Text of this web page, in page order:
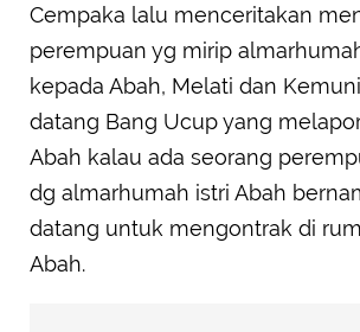
Cempaka lalu menceritakan
perempuan yg mirip
kepada Abah, Melati dan
datang Bang Ucup yang
Abah kalau ada seorang
dg almarhumah istri Abah
datang untuk mengontrak di
Abah.